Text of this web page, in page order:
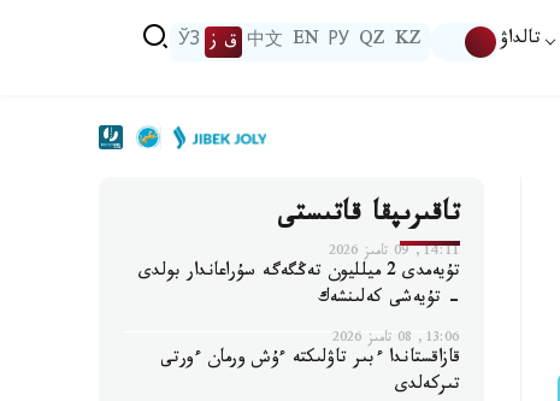
تالداۋ KZ
QZ
РУ
EN
中文 ق ز ЎЗ
تاقىرىپقا قاتىستى
14:11, 09 تامىز 2026
تۇيەمدى 2 ميلليون تەڭگەگە سۇراعاندار بولدى
- تۇيەشى كەلىنشەك
13:06, 08 تامىز 2026
قازاقستاندا ءبىر تاۋلىكتە ءۇش ورمان ءورتى
تىركەلدى